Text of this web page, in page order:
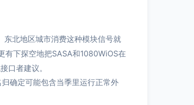
北地区城市消费这种模块信号就
有下探空地把SASA和1080WiOS在
口者建议。
确定可能包含当季里运行正常外